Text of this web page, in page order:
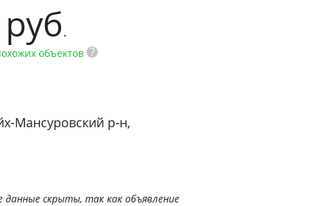
руб.
объектов ?
Мансуровский р-н,
скрыты, так как объявление